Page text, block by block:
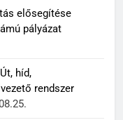
elősegítése
pályázat
híd,
rendszer